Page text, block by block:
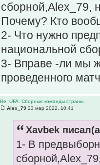
сборной,Alex_79,
Почему? Кто
2- Что нужно
национальной
3- Вправе -ли мы
проведенного
Re: UFA: Сборные команды страны.
Alex_79 23 мар 2022, 10:41
Xavbek
1- В